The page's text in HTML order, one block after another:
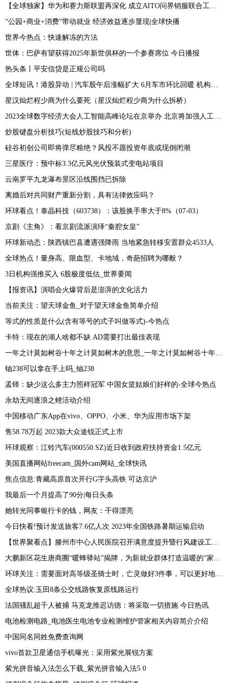
【全球独家】华为和赛力斯联盟再深化 成立AITO问界销服联合工作组
“公园+商业+消费”带动就业 经济效益逐步显现|全球快播
世界今热点：快速解冻的方法
世体：巴萨有望获得2025年新世俱杯的一个参赛席位 今日播报
热头条丨平安信贷是正规公司吗
全球短讯！港股异动 | 汽车股午后涨幅扩大 6月车市环比回暖 机构看好新能源车对传统燃油汽车加速替代
星汉灿烂程少商为什么要死（星汉灿烂程少商为什么拆桥）
2023全球数字经济大会人工智能高峰论坛在京举办 北京将加强人工智能政策创新和标准引领-当前短讯
炒股键盘分析技巧(短线炒股技巧和分析)
硅谷初创公司即将弹尽粮绝？风投不愿投资年底或现倒闭潮
三星医疗：预中标3.3亿元风光伏预装式变电站项目
云南罗平九龙瀑布景区沿线围挡已拆除
离婚后对共同财产重新分割，具有法律效应吗？
环球看点！泰晶科技（603738）：该股换手率大于8%（07-03）
京剧《主角》：看京剧流派演绎“秦腔女皇”
环球新动态：陕西镇巴县遭遇强降雨 当地紧急转移安置群众4533人
全球热点！量身高、限血型、卡地域，奇葩招聘为哪般？
3日机构强推买入 6股极度低估_世界要闻
【报资讯】演唱会火爆背后是澎湃的文化活力
当前关注：望天球金鱼_对于望天球金鱼简单介绍
等式的性质是什么(含有等号的式子叫做等式)-今热点
卡特：现在的湖人啥都不缺 AD需要打出最佳表现
一年之计莫如树谷十年之计莫如树木的意思_一年之计莫如树谷十年之计终身之计
铀238可以拿在手上吗_铀238
孟铎：缺少这么多主力照样冠军 中国女篮姑娘们好样的-全球今热点
永劫无间逐浪之鲤活动介绍
中国移动广东App在vivo、OPPO、小米、华为应用市场下架
售58.78万起 2023款大众途锐正式上市
环球观察：江铃汽车(000550.SZ)近日收到政府扶持资金1.5亿元
美国直播网站freecam_国外cam网站_全球快讯
焦点信息:青藏高原首次开行G字头高铁 可达京沪
我最后一个月提高了90分|每日头条
她转光同事银行卡的钱，网友：干得漂亮
今日快看!预计发送旅客7.6亿人次 2023年全国铁路暑期运输启动
【世界聚看点】滕州市中心人民医院召开满意度提升暨行风建设工作会议
大鹏新区花生唐商圈“暖蜂驿站”揭牌，为新就业群体打造温暖的“家”_焦点讯息
环球关注：需要面对高等级圣骑士时，亡灵做好3件事，可以更好地保护侍僧
全球热议:玉田8条公交线路恢复原线路运行
法国骚乱超千人被捕 马克龙推迟访德：将采取一切措施 今日热讯
电池检测电路_电池医生电池专业检测维护管家相关内容简介介绍
中国同名同姓免费查询网
vivo首款卫星通信手机曝光：采用紫光展锐方案
紫光拼音输入法怎么下载_紫光拼音输入法5 0